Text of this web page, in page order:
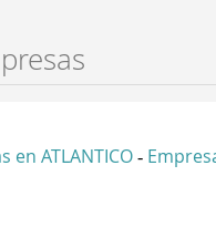
en ATLANTICO -